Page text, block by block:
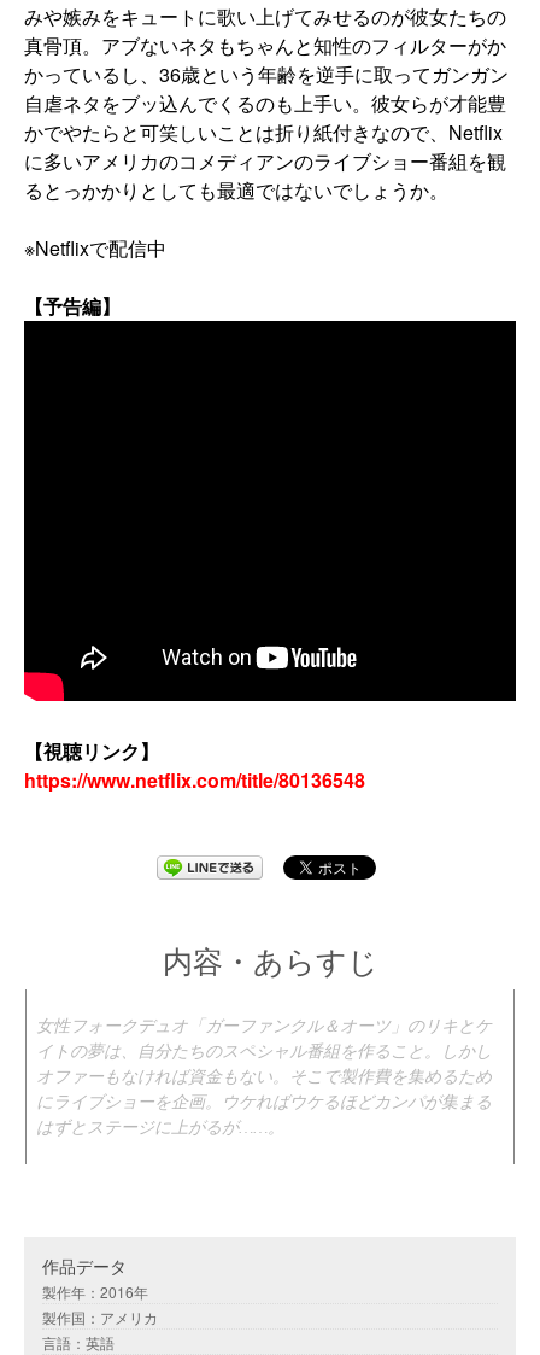
みや嫉みをキュートに歌い上げてみせるのが彼女たちの
真骨頂。アブないネタもちゃんと知性のフィルターがか
かっているし、36歳という年齢を逆手に取ってガンガン
自虐ネタをブッ込んでくるのも上手い。彼女らが才能豊
かでやたらと可笑しいことは折り紙付きなので、Netflix
に多いアメリカのコメディアンのライブショー番組を観
るとっかかりとしても最適ではないでしょうか。
※Netflixで配信中
【予告編】
【視聴リンク】
https://www.netflix.com/title/80136548
内容・あらすじ
女性フォークデュオ「ガーファンクル＆オーツ」のリキとケ
イトの夢は、自分たちのスペシャル番組を作ること。しかし
オファーもなければ資金もない。そこで製作費を集めるため
にライブショーを企画。ウケればウケるほどカンパが集まる
はずとステージに上がるが……。
作品データ
製作年：2016年
製作国：アメリカ
言語：英語